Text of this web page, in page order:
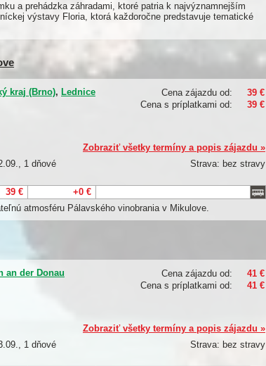
a prehádzka záhradami, ktoré patria k najvýznamnejším
výstavy Floria, ktorá každoročne predstavuje tematické
Cena zájazdu od:
39 €
Cena s príplatkami od:
39 €
kraj (Brno), Lednice
Zobraziť všetky termíny a popis zájazdu »
1 dňové Strava: bez stravy
39 €
+0 €
atmosféru Pálavského vinobrania v Mikulove.
Cena zájazdu od:
41 €
Cena s príplatkami od:
41 €
an der Donau
Zobraziť všetky termíny a popis zájazdu »
1 dňové Strava: bez stravy